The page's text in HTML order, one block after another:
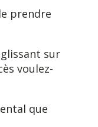
prendre
sur
voulez-
que